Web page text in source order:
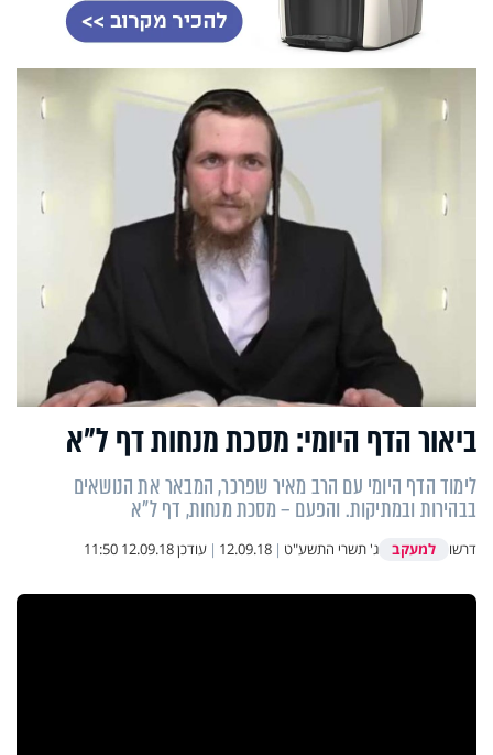
ביאור הדף היומי: מסכת מנחות דף ל"א
לימוד הדף היומי עם הרב מאיר שפרכר, המבאר את הנושאים
בבהירות ובמתיקות. והפעם – מסכת מנחות, דף ל"א
דרשו למעקב ג' תשרי התשע"ט |
12.09.18
| עודכן12.09.18 11:50